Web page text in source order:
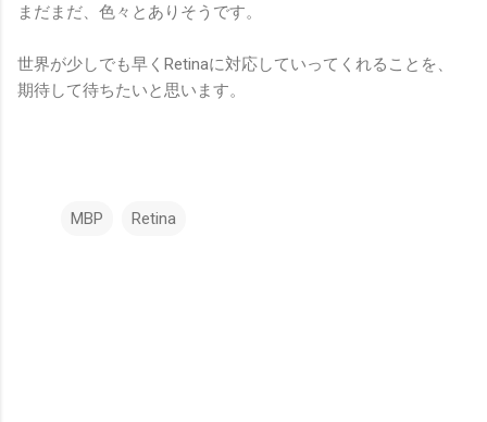
まだまだ、色々とありそうです。
世界が少しでも早くRetinaに対応していってくれることを、
期待して待ちたいと思います。
MBP Retina